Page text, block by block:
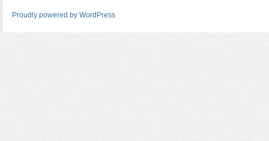
Proudly powered by WordPress